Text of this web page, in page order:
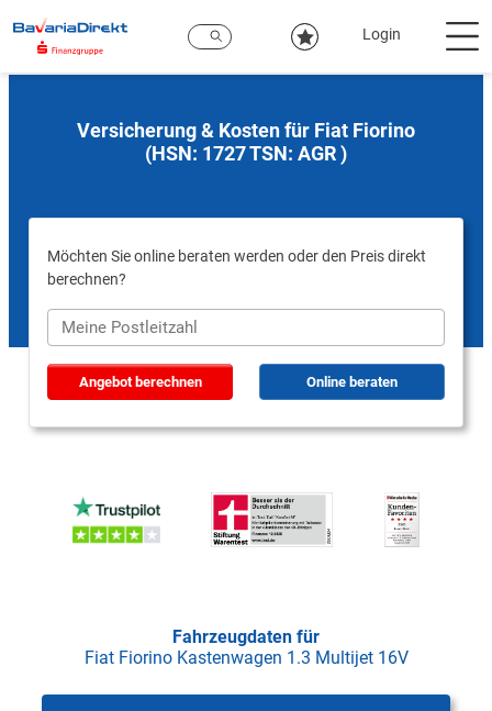
Hauptinhalt
Login
Versicherung & Kosten für Fiat Fiorino
(HSN: 1727 TSN: AGR )
Möchten Sie online beraten werden oder den Preis direkt
berechnen?
Angebot berechnen Online beraten
Fahrzeugdaten für
Fiat Fiorino Kastenwagen 1.3 Multijet 16V